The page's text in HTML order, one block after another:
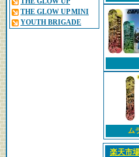
THE GLOW UP MINI
YOUTH BRIGADE
ム
楽天市